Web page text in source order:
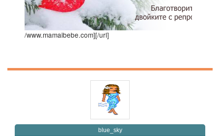
/www.mamaibebe.com][/url]
blue_sky